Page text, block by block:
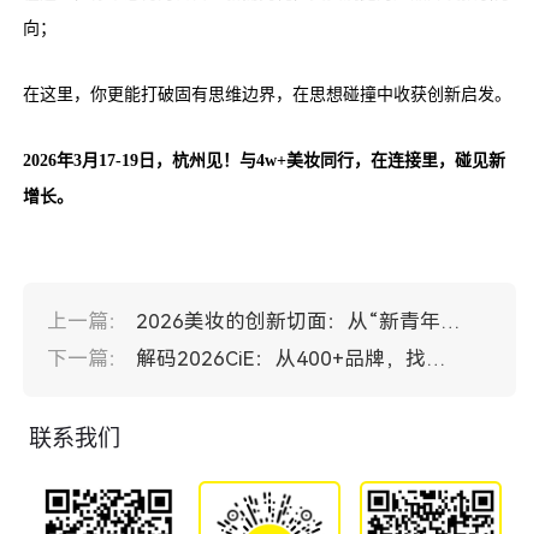
向；
在这里，你更能打破固有思维边界，在思想碰撞中收获创新启发。
2026年3月17-19日，杭州见！与4w+美妆同行，在连接里，碰见新
增长。
上一篇：
2026美妆的创新切面：从“新青年”品牌说起
下一篇：
解码2026CiE：从400+品牌，找到新的增长路径
联系我们